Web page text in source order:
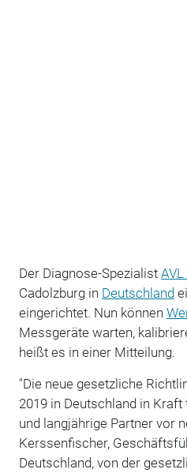
Der Diagnose-Spezialist
Cadolzburg in Deutschland
eingerichtet. Nun können
Messgeräte warten,
heißt es in einer Mitteilung.
"Die neue gesetzliche
2019 in Deutschland in
und langjährige Partner vor
Kerssenfischer,
Deutschland, von der